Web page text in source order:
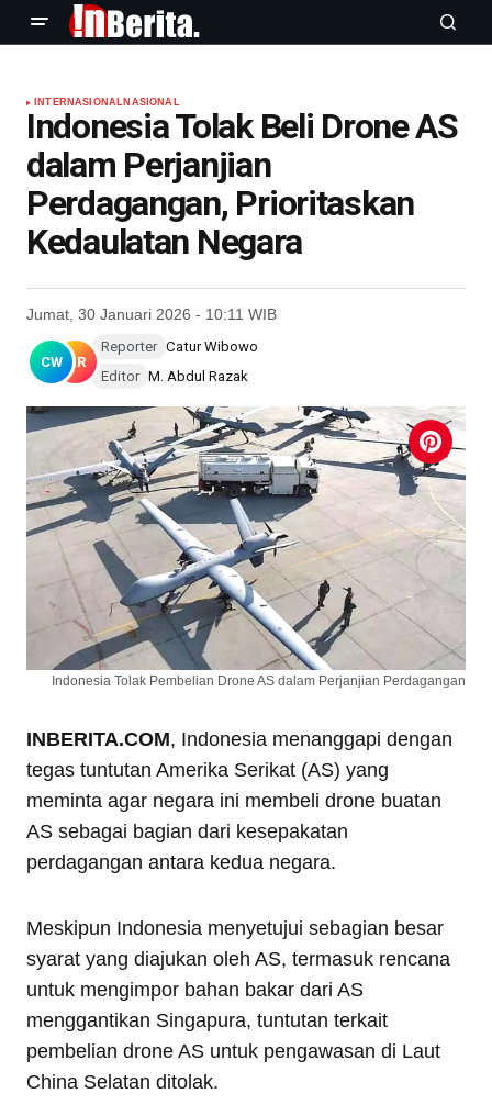
INTERNASIONALNASIONAL
Indonesia Tolak Beli Drone AS
dalam Perjanjian
Perdagangan, Prioritaskan
Kedaulatan Negara
Jumat, 30 Januari 2026 - 10:11 WIB
CW MR
Reporter Catur Wibowo
Editor M. Abdul Razak
Indonesia Tolak Pembelian Drone AS dalam Perjanjian Perdagangan
INBERITA.COM, Indonesia menanggapi dengan
tegas tuntutan Amerika Serikat (AS) yang
meminta agar negara ini membeli drone buatan
AS sebagai bagian dari kesepakatan
perdagangan antara kedua negara.
Meskipun Indonesia menyetujui sebagian besar
syarat yang diajukan oleh AS, termasuk rencana
untuk mengimpor bahan bakar dari AS
menggantikan Singapura, tuntutan terkait
pembelian drone AS untuk pengawasan di Laut
China Selatan ditolak.